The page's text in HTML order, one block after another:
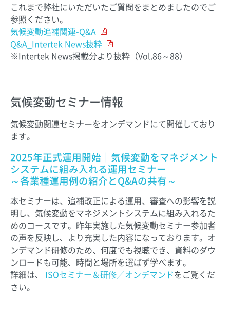
これまで弊社にいただいたご質問をまとめましたのでご
参照ください。
気候変動追補関連-Q&A
Q&A_Intertek News抜粋
※Intertek News掲載分より抜粋（Vol.86～88）
気候変動セミナー情報
気候変動関連セミナーをオンデマンドにて開催しており
ます。
2025年正式運用開始｜気候変動をマネジメント
システムに組み入れる運用セミナー
～各業種運用例の紹介とQ&Aの共有～
本セミナーは、追補改正による運用、審査への影響を説
明し、気候変動をマネジメントシステムに組み入れるた
めのコースです。昨年実施した気候変動セミナー参加者
の声を反映し、より充実した内容になっております。オ
ンデマンド研修のため、何度でも視聴でき、資料のダウ
ンロードも可能、時間と場所を選ばず学べます。
詳細は、 ISOセミナー＆研修／オンデマンドをご覧くだ
さい。